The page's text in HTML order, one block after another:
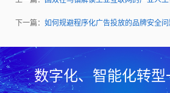
下一篇： 如何规避程序化广告投放的品牌安全
数字化、智能化转